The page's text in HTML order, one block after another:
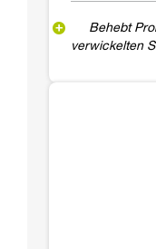
Behebt
verwickelten